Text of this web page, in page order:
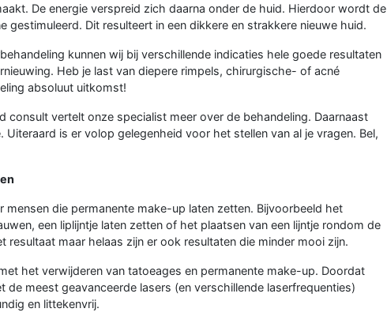
De energie verspreid zich daarna onder de huid. Hierdoor wordt de
gestimuleerd. Dit resulteert in een dikkere en strakkere nieuwe huid.
kunnen wij bij verschillende indicaties hele goede resultaten
Heb je last van diepere rimpels, chirurgische- of acné
absoluut uitkomst!
consult vertelt onze specialist meer over de behandeling. Daarnaast
is er volop gelegenheid voor het stellen van al je vragen. Bel,
mensen die permanente make-up laten zetten. Bijvoorbeeld het
een liplijntje laten zetten of het plaatsen van een lijntje rondom de
resultaat maar helaas zijn er ook resultaten die minder mooi zijn.
het verwijderen van tatoeages en permanente make-up. Doordat
de meest geavanceerde lasers (en verschillende laserfrequenties)
en littekenvrij.